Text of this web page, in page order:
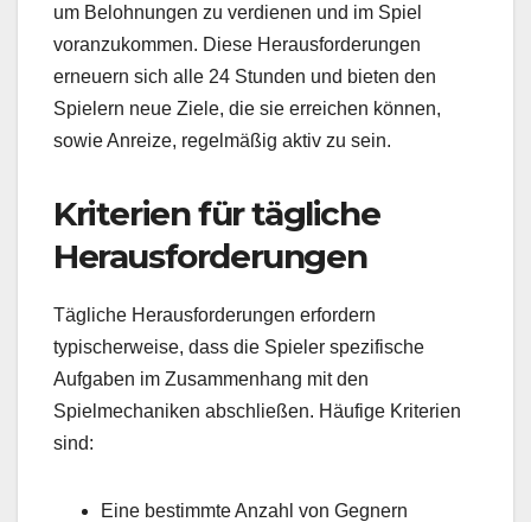
um Belohnungen zu verdienen und im Spiel
voranzukommen. Diese Herausforderungen
erneuern sich alle 24 Stunden und bieten den
Spielern neue Ziele, die sie erreichen können,
sowie Anreize, regelmäßig aktiv zu sein.
Kriterien für tägliche
Herausforderungen
Tägliche Herausforderungen erfordern
typischerweise, dass die Spieler spezifische
Aufgaben im Zusammenhang mit den
Spielmechaniken abschließen. Häufige Kriterien
sind:
Eine bestimmte Anzahl von Gegnern